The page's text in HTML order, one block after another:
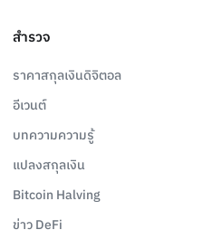
สำรวจ
ราคาสกุลเงินดิจิตอล
อีเวนต์
บทความความรู้
แปลงสกุลเงิน
Bitcoin Halving
ข่าว DeFi